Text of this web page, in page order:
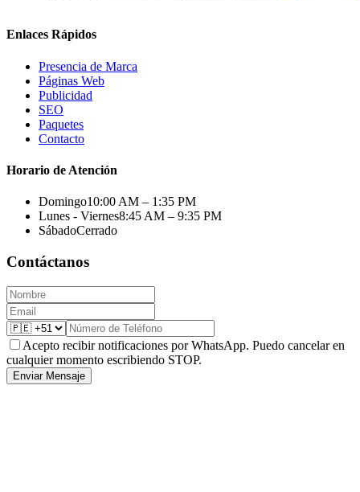
Enlaces Rápidos
Presencia de Marca
Páginas Web
Publicidad
SEO
Paquetes
Contacto
Horario de Atención
Domingo10:00 AM – 1:35 PM
Lunes - Viernes8:45 AM – 9:35 PM
SábadoCerrado
Contáctanos
Acepto recibir notificaciones por WhatsApp. Puedo cancelar en
cualquier momento escribiendo STOP.
Enviar Mensaje